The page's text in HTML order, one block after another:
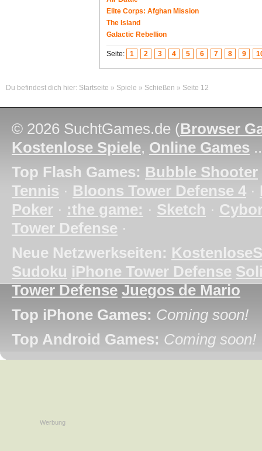
Elite Corps: Afghan Mission
The Island
Galactic Rebellion
Seite: 1 2 3 4 5 6 7 8 9
Du befindest dich hier: Startseite » Spiele » Schießen » Seite 12
© 2026 SuchtGames.de (Browser
Kostenlose Spiele, Online Games
Top Flash Games: Bubble Shooter
Tennis · Bloons Tower Defense 4 ·
Poker · :the game: · Sketch ·
Tower Defense ·
Neue Netzwerkseiten:
Sudoku iPhone Tower Defense
Tower Defense Juegos de Mario
Top iPhone Games: Coming soon!
Top Android Games: Coming soon!
Werbung